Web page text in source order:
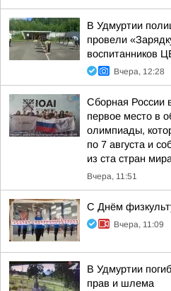
В Удмуртии
провели
воспитанников
Вчера, 12:28
Сборная России
первое место в
олимпиады,
по 7 августа и
из ста стран мира
Вчера, 11:51
С Днём
Вчера, 11:09
В Удмуртии
прав и шлема